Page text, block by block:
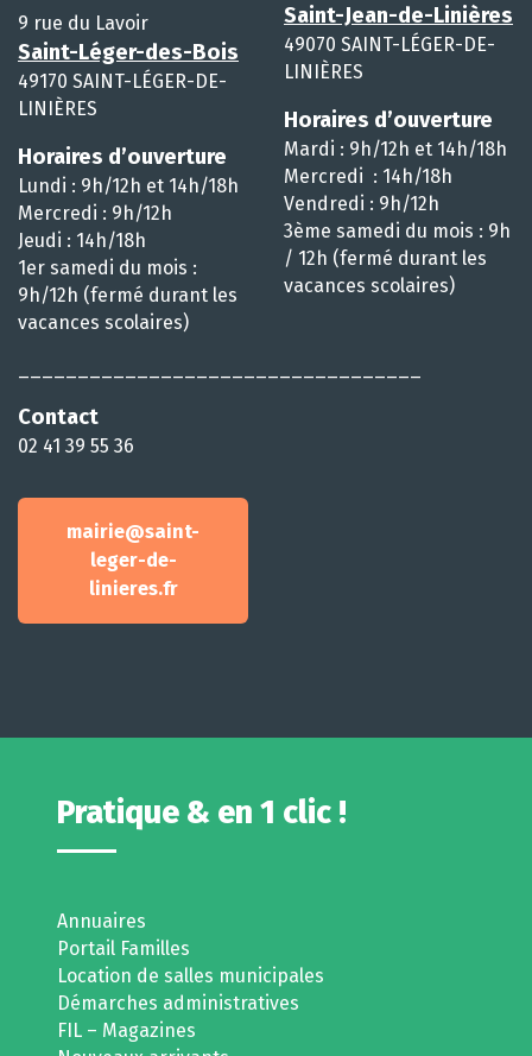
9 rue du Lavoir
Saint-Léger-des-Bois
49170 SAINT-LÉGER-DE-
LINIÈRES
Horaires d’ouverture
Lundi : 9h/12h et 14h/18h
Mercredi : 9h/12h
Jeudi : 14h/18h
1er samedi du mois :
9h/12h (fermé durant les
vacances scolaires)
Contact
02 41 39 55 36
mairie@saint-
leger-de-
linieres.fr
Saint-Jean-de-Linières
49070 SAINT-LÉGER-DE-
LINIÈRES
Horaires d’ouverture
Mardi : 9h/12h et 14h/18h
Mercredi : 14h/18h
Vendredi : 9h/12h
3ème samedi du mois : 9h
/ 12h (fermé durant les
vacances scolaires)
Pratique & en 1 clic !
Annuaires
Portail Familles
Location de salles municipales
Démarches administratives
FIL – Magazines